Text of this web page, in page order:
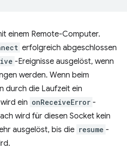
einem Remote-Computer.
erfolgreich abgeschlossen
-Ereignisse ausgelöst, wenn
werden. Wenn beim
durch die Laufzeit ein
ein onReceiveError -
wird für diesen Socket kein
ausgelöst, bis die resume -